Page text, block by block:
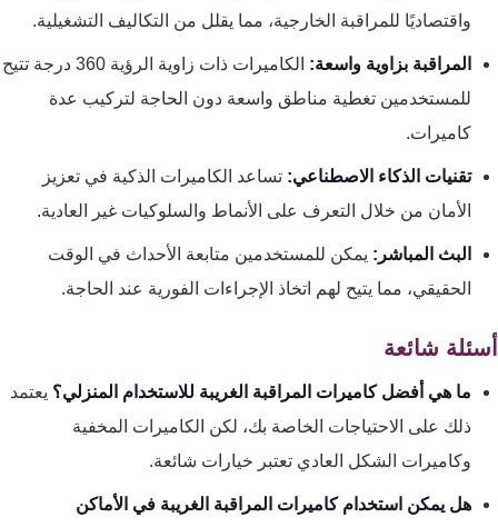
واقتصاديًا للمراقبة الخارجية، مما يقلل من التكاليف التشغيلية.
المراقبة بزاوية واسعة:
الكاميرات ذات زاوية الرؤية 360 درجة تتيح
للمستخدمين تغطية مناطق واسعة دون الحاجة لتركيب عدة
كاميرات.
تقنيات الذكاء الاصطناعي: تساعد الكاميرات الذكية في تعزيز
الأمان من خلال التعرف على الأنماط والسلوكيات غير العادية.
البث المباشر:يمكن للمستخدمين متابعة الأحداث في الوقت
الحقيقي، مما يتيح لهم اتخاذ الإجراءات الفورية عند الحاجة.
شائعة
ما هي أفضل كاميرات المراقبة الغريبة للاستخدام المنزلي؟يعتمد
ذلك على الاحتياجات الخاصة بك، لكن الكاميرات المخفية
وكاميرات الشكل العادي تعتبر خيارات شائعة.
هل يمكن استخدام كاميرات المراقبة الغريبة في الأماكن